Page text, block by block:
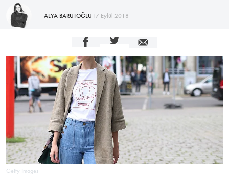
ALYA BARUTOĞLU17 Eylül 2018
Getty Images